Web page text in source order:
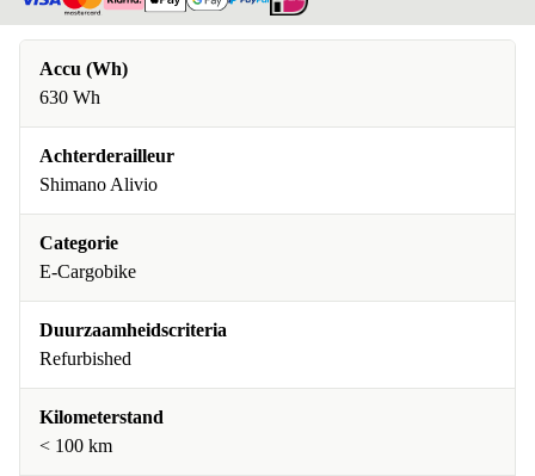
Accu (Wh)
630 Wh
Achterderailleur
Shimano Alivio
Categorie
E-Cargobike
Duurzaamheidscriteria
Refurbished
Kilometerstand
< 100 km